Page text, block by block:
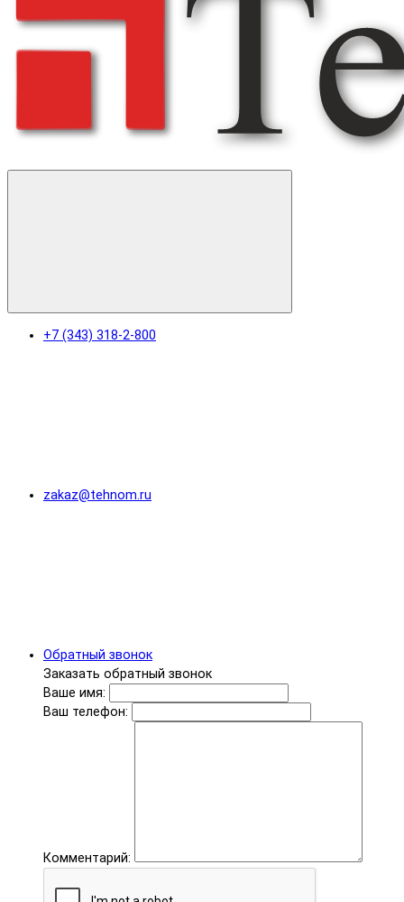
+7 (343) 318-2-800
zakaz@tehnom.ru
Обратный звонок
Заказать обратный звонок
Ваше имя:
Ваш телефон:
Комментарий: